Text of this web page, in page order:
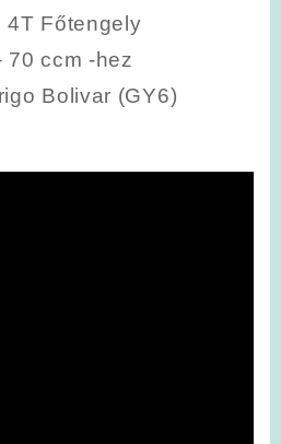
4T Főtengely
70 ccm -hez
Bolivar (GY6)